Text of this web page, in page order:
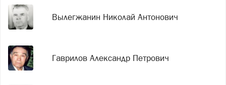
Вылегжанин Николай Антонович
Гаврилов Александр Петрович